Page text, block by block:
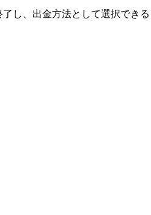
し、出金方法として選択でき